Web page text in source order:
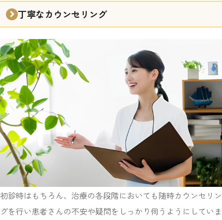
丁寧なカウンセリング
初診時はもちろん、治療の各段階においても随時カウンセリン
グを行い患者さんの不安や疑問をしっかり伺うようにしていま